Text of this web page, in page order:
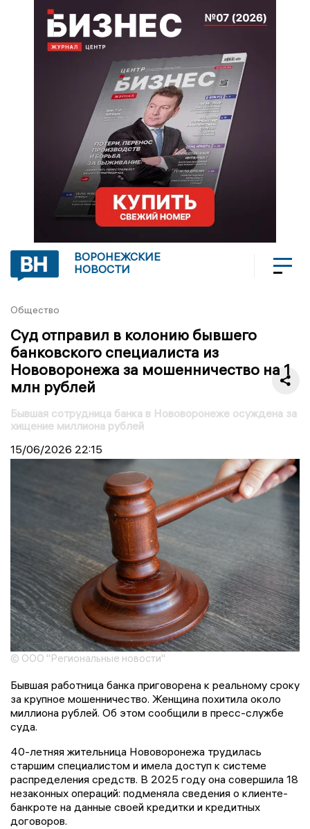
ВОРОНЕЖСКИЕ
НОВОСТИ
Общество
Суд отправил в колонию бывшего
банковского специалиста из
Нововоронежа за мошенничество на 1
млн рублей
Бывшая сотрудница банка в Нововоронеже осуждена за
хищение миллиона рублей
15/06/2026 22:15
© ООО "Региональные новости"
Бывшая работница банка приговорена к реальному сроку
за крупное мошенничество. Женщина похитила около
миллиона рублей. Об этом сообщили в пресс-службе
суда.
40-летняя жительница Нововоронежа трудилась
старшим специалистом и имела доступ к системе
распределения средств. В 2025 году она совершила 18
незаконных операций: подменяла сведения о клиенте-
банкроте на данные своей кредитки и кредитных
договоров.